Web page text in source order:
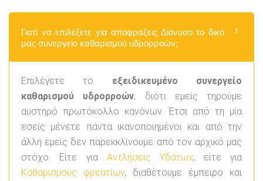
Γιατί να επιλέξετε για αποφράξεις Διόνυσο το δικό
μας συνεργείο καθαρισμού υδρορροών;
Επιλέγετε το εξειδικευμένο συνεργείο
καθαρισμού υδρορροών, διότι εμείς τηρούμε
αυστηρό πρωτόκολλο κανόνων. Έτσι από τη μία
εσείς μένετε πάντα ικανοποιημένοι και από την
άλλη εμείς δεν παρεκκλίνουμε από τον αρχικό μας
στόχο. Είτε για Αντλήσεις Υδάτων, είτε για
Καθαρισμούς φρεατίων, διαθέτουμε έμπειρο και